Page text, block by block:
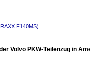
F140MS)
Volvo PKW-Teilenzug in